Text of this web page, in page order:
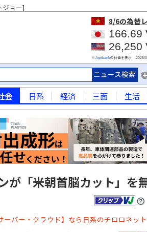
ジョー]
8/6の為替
166.69
26,250
※ Agribankの仲値を表示 2026/
会 日系 経済 三面 生活
が「米朝首脳カット」を
ーバー・クラウド】なら日系のチロロネッ